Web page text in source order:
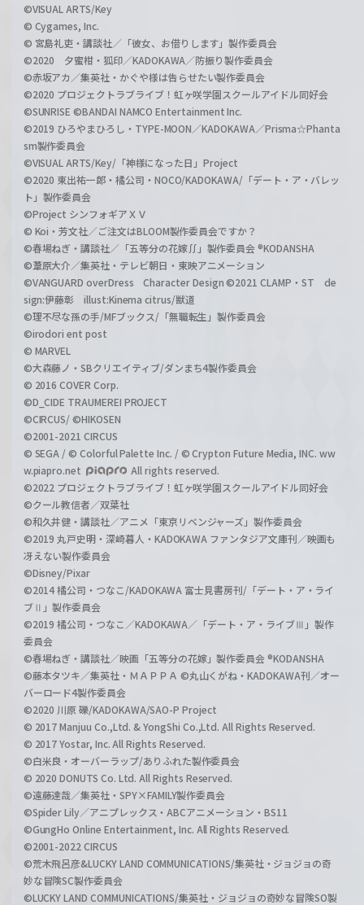
©VISUAL ARTS/Key
© Cygames, Inc.
© 宮島礼吏・講談社／「彼女、お借りします」製作委員会
©2020 夕蜜柑・狐印／KADOKAWA／防振り製作委員会
©赤坂アカ／集英社・かぐや様は告らせたい製作委員会
©2020 プロジェクトラブライブ！虹ヶ咲学園スクールアイドル同好会
©SUNRISE ©BANDAI NAMCO Entertainment Inc.
©2019 ひろやまひろし・TYPE-MOON／KADOKAWA／Prisma☆Phanta
sm製作委員会
©VISUAL ARTS/Key/「神様になった日」Project
©2020 東出祐一郎・橘公司・NOCO/KADOKAWA/「デート・ア・バレッ
ト」製作委員会
©Project シンフォギアＸＶ
© Koi・芳文社／ご注文はBLOOM製作委員会ですか？
©春場ねぎ・講談社／「五等分の花嫁∬」製作委員会 ®KODANSHA
©葦原大介／集英社・テレビ朝日・東映アニメーション
©VANGUARD overDress Character Design ©2021 CLAMP・ST de
sign:伊藤彰 illust:Kinema citrus/獣道
©理不尽な孫の手/MFブックス/「無職転生」製作委員会
©irodori ent post
© MARVEL
©大森藤ノ・SBクリエイティブ/ダンまち4製作委員会
© 2016 COVER Corp.
©D_CIDE TRAUMEREI PROJECT
©CIRCUS/ ©HIKOSEN
©2001-2021 CIRCUS
© SEGA / © Colorful Palette Inc. / © Crypton Future Media, INC. ww
w.piapro.net
All rights reserved.
©2022 プロジェクトラブライブ！虹ヶ咲学園スクールアイドル同好会
©クール教信者／双葉社
©和久井健・講談社／アニメ「東京リベンジャーズ」製作委員会
©2019 丸戸史明・深崎暮人・KADOKAWA ファンタジア文庫刊／映画も
冴えない製作委員会
©Disney/Pixar
©2014 橘公司・つなこ/KADOKAWA 富士見書房刊/「デート・ア・ライ
ブⅡ」製作委員会
©2019 橘公司・つなこ／KADOKAWA／「デート・ア・ライブⅢ」製作
委員会
©春場ねぎ・講談社／映画「五等分の花嫁」製作委員会 ®KODANSHA
©藤本タツキ／集英社・ＭＡＰＰＡ ©丸山くがね・KADOKAWA刊／オー
バーロード4製作委員会
©2020 川原 礫/KADOKAWA/SAO-P Project
© 2017 Manjuu Co.,Ltd. & YongShi Co.,Ltd. All Rights Reserved.
© 2017 Yostar, Inc. All Rights Reserved.
©白米良・オーバーラップ/ありふれた製作委員会
© 2020 DONUTS Co. Ltd. All Rights Reserved.
©遠藤達哉／集英社・SPY×FAMILY製作委員会
©Spider Lily／アニプレックス・ABCアニメーション・BS11
©GungHo Online Entertainment, Inc. All Rights Reserved.
©2001-2022 CIRCUS
©荒木飛呂彦&LUCKY LAND COMMUNICATIONS/集英社・ジョジョの奇
妙な冒険SC製作委員会
©LUCKY LAND COMMUNICATIONS/集英社・ジョジョの奇妙な冒険SO製